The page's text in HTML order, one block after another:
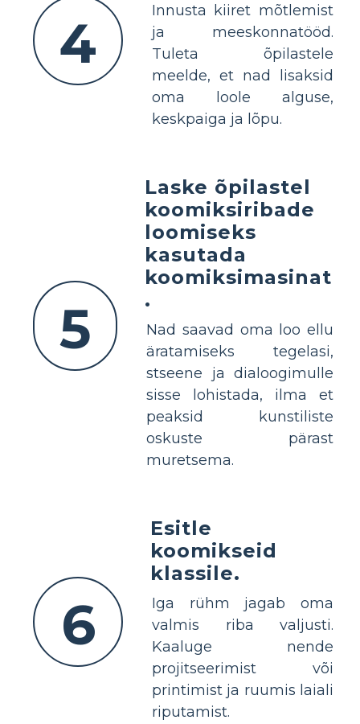
4
Innusta kiiret mõtlemist
ja meeskonnatööd.
Tuleta õpilastele
meelde, et nad lisaksid
oma loole alguse,
keskpaiga ja lõpu.
5
Laske õpilastel
koomiksiribade
loomiseks
kasutada
koomiksimasinat
.
Nad saavad oma loo ellu
äratamiseks tegelasi,
stseene ja dialoogimulle
sisse lohistada, ilma et
peaksid kunstiliste
oskuste pärast
muretsema.
6
Esitle
koomikseid
klassile.
Iga rühm jagab oma
valmis riba valjusti.
Kaaluge nende
projitseerimist või
printimist ja ruumis laiali
riputamist.